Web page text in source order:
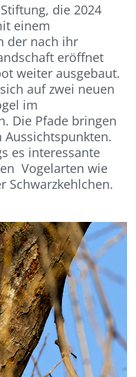
die 2024
einem
der nach ihr
eröffnet
weiter ausgebaut.
auf zwei neuen
im
Die Pfade bringen
Aussichtspunkten.
es interessante
Vogelarten wie
Schwarzkehlchen.